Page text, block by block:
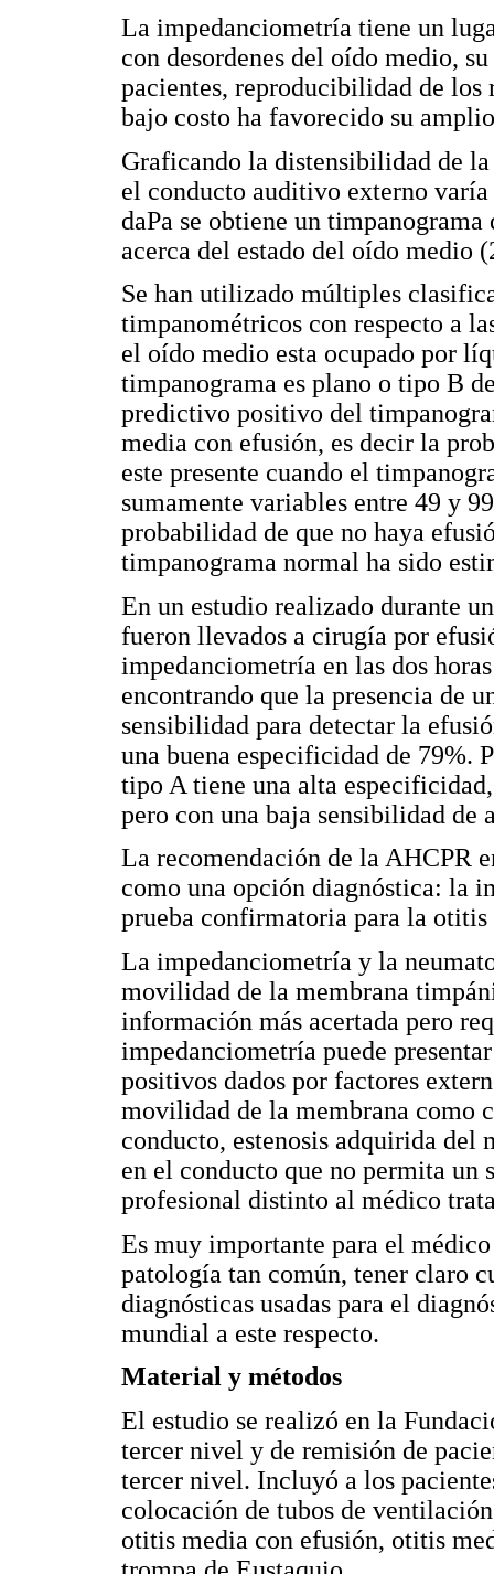
La impedanciometría tiene un
con desordenes del oído medio,
pacientes, reproducibilidad de
bajo costo ha favorecido su
Graficando la distensibilidad de
el conducto auditivo externo varía
daPa se obtiene un
acerca del estado del oído medio
Se han utilizado múltiples
timpanométricos con respecto a
el oído medio esta ocupado por
timpanograma es plano o tipo B
predictivo positivo del
media con efusión, es decir la
este presente cuando el
sumamente variables entre 49 y
probabilidad de que no haya
timpanograma normal ha sido
En un estudio realizado durante
fueron llevados a cirugía por
impedanciometría en las dos
encontrando que la presencia de
sensibilidad para detectar la
una buena especificidad de 79%.
tipo A tiene una alta
pero con una baja sensibilidad de
La recomendación de la AHCPR
como una opción diagnóstica: la
prueba confirmatoria para la
La impedanciometría y la
movilidad de la membrana
información más acertada pero
impedanciometría puede
positivos dados por factores
movilidad de la membrana como
conducto, estenosis adquirida
en el conducto que no permita un
profesional distinto al médico
Es muy importante para el
patología tan común, tener claro
diagnósticas usadas para el
mundial a este respecto.
Material y métodos
El estudio se realizó en la
tercer nivel y de remisión de
tercer nivel. Incluyó a los
colocación de tubos de
otitis media con efusión, otitis